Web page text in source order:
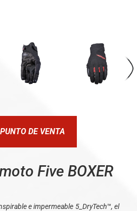
DE VENTA
Five BOXER
e impermeable 5_DryTech™, el